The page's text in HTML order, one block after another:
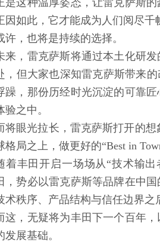
因如此，它才能成为人们阅尽千
许，也将是持续的选择。
来，雷克萨斯将通过本土化研
，但大家也深知雷克萨斯带来
躁，那份历经时光沉淀的可靠
验之中。
将眼光拉长，雷克萨斯打开的
格局之上，做更好的“Best in
着丰田开启一场场从“技术输
，势必以雷克萨斯等品牌在中
术秩序、产品结构与信任边界之
这，无疑将为丰田下一个百年
发展基础。